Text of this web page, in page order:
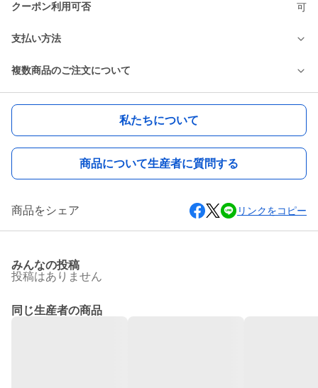
クーポン利用可否 可
支払い方法
複数商品のご注文について
私たちについて
商品について生産者に質問する
商品をシェア リンクをコピー
みんなの投稿
投稿はありません
同じ生産者の商品